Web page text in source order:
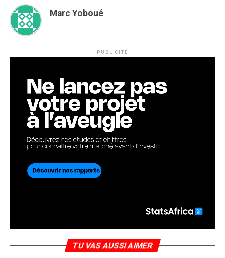
Marc Yoboué
PUBLICITÉ
TU VAS AUSSI AIMER